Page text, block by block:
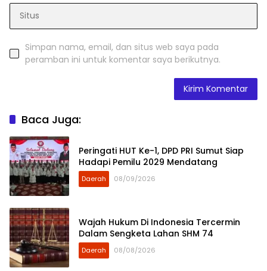
Simpan nama, email, dan situs web saya pada
peramban ini untuk komentar saya berikutnya.
Baca Juga:
Peringati HUT Ke-1, DPD PRI Sumut Siap
Hadapi Pemilu 2029 Mendatang
Daerah 08/09/2026
Wajah Hukum Di Indonesia Tercermin
Dalam Sengketa Lahan SHM 74
Daerah 08/08/2026